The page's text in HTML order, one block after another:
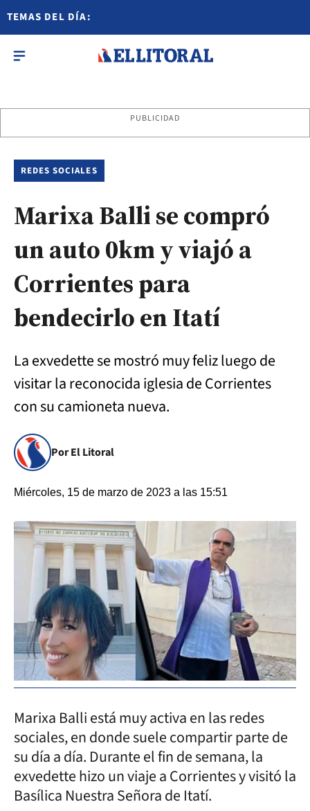
TEMAS DEL DÍA:
PUBLICIDAD
REDES SOCIALES
Marixa Balli se compró
un auto 0km y viajó a
Corrientes para
bendecirlo en Itatí
La exvedette se mostró muy feliz luego de
visitar la reconocida iglesia de Corrientes
con su camioneta nueva.
Por El Litoral
Miércoles, 15 de marzo de 2023 a las 15:51
Marixa Balli está muy activa en las redes
sociales, en donde suele compartir parte de
su día a día. Durante el fin de semana, la
exvedette hizo un viaje a Corrientes y visitó la
Basílica Nuestra Señora de Itatí.